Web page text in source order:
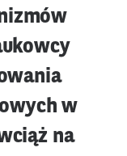
w
na